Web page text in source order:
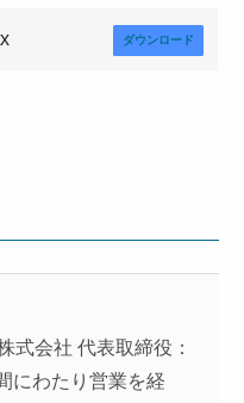
ダウンロード
式会社 代表取締役：
にわたり営業を経